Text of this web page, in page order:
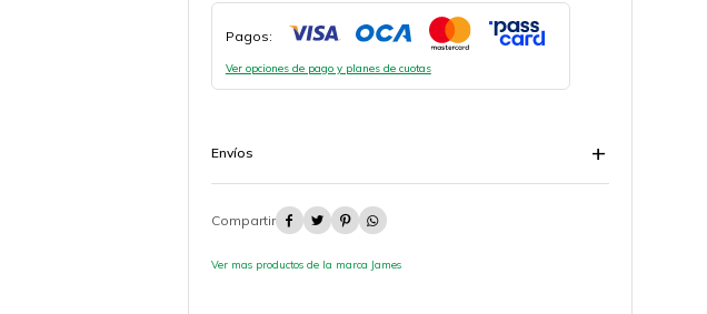
Pagos:
Ver opciones de pago y planes de cuotas
Envíos
   
Ver mas productos de la marca James